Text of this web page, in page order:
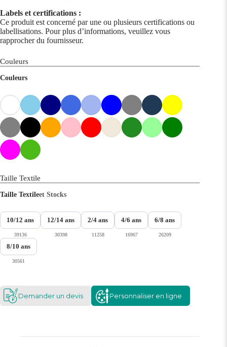
Labels et certifications :
Ce produit est concerné par une ou plusieurs certifications ou
labellisations. Pour plus d’informations, veuillez vous
rapprocher du fournisseur.
Couleurs
Couleurs
Taille Textile
Taille Textileet Stocks
10/12 ans
39136
12/14 ans
30398
2/4 ans
11258
4/6 ans
16967
6/8 ans
26209
8/10 ans
30561
Demander un devis Personnaliser en ligne